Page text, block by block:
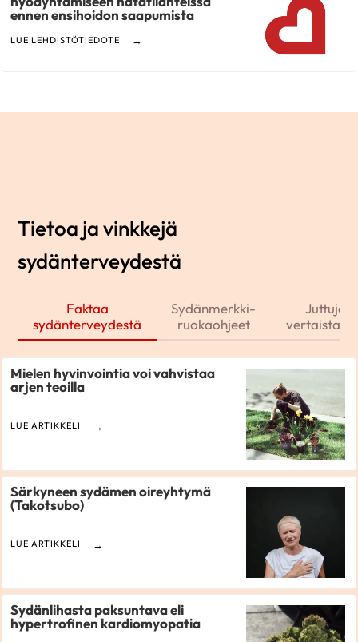
ennen ensihoidon saapumista
LUE LEHDISTÖTIEDOTE
Tietoa ja vinkkejä
sydänterveydestä
Faktaa
sydänterveydestä
Sydänmerkki-
ruokaohjeet
Juttuja
Mielen hyvinvointia voi vahvistaa
arjen teoilla
LUE ARTIKKELI
Särkyneen sydämen oireyhtymä
(Takotsubo)
LUE ARTIKKELI
Sydänlihasta paksuntava eli
hypertrofinen kardiomyopatia